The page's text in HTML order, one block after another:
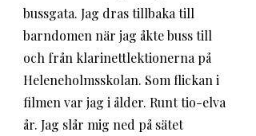
bussgata. Jag dras tillbaka till
barndomen när jag åkte buss till
och från klarinettlektionerna på
Heleneholmsskolan. Som flickan i
filmen var jag i ålder. Runt tio-elva
år. Jag slår mig ned på sätet